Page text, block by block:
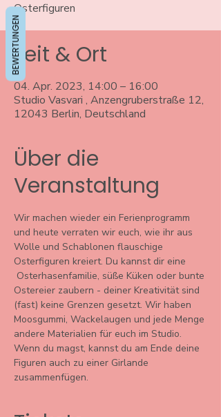
Osterfiguren
Zeit & Ort
04. Apr. 2023, 14:00 – 16:00
Studio Vasvari , Anzengruberstraße 12,
12043 Berlin, Deutschland
Über die
Veranstaltung
Wir machen wieder ein Ferienprogramm
und heute verraten wir euch, wie ihr aus
Wolle und Schablonen flauschige
Osterfiguren kreiert. Du kannst dir eine
Osterhasenfamilie, süße Küken oder bunte
Ostereier zaubern - deiner Kreativität sind
(fast) keine Grenzen gesetzt. Wir haben
Moosgummi, Wackelaugen und jede Menge
andere Materialien für euch im Studio.
Wenn du magst, kannst du am Ende deine
Figuren auch zu einer Girlande
zusammenfügen.
BEWERTUNGEN